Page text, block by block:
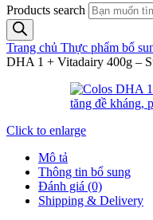
Products search
Trang chủ Thực phẩm bổ
DHA 1 + Vitadairy 400g –
Click to enlarge
Mô tả
Thông tin bổ sung
Đánh giá (0)
Shipping & Delivery